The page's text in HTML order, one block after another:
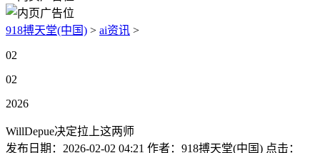
918搏天堂(中国) > ai资讯 >
02
02
2026
WillDepue决定拉上这两师
发布日期： 2026-02-02 04:21 作者： 918搏天堂(中国) 点击：